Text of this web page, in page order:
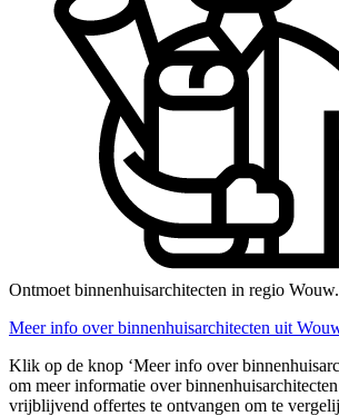
Ontmoet binnenhuisarchitecten in regio Wouw.
Meer info over binnenhuisarchitecten uit
Klik op de knop ‘Meer info over
om meer informatie over
vrijblijvend offertes te ontvangen om te